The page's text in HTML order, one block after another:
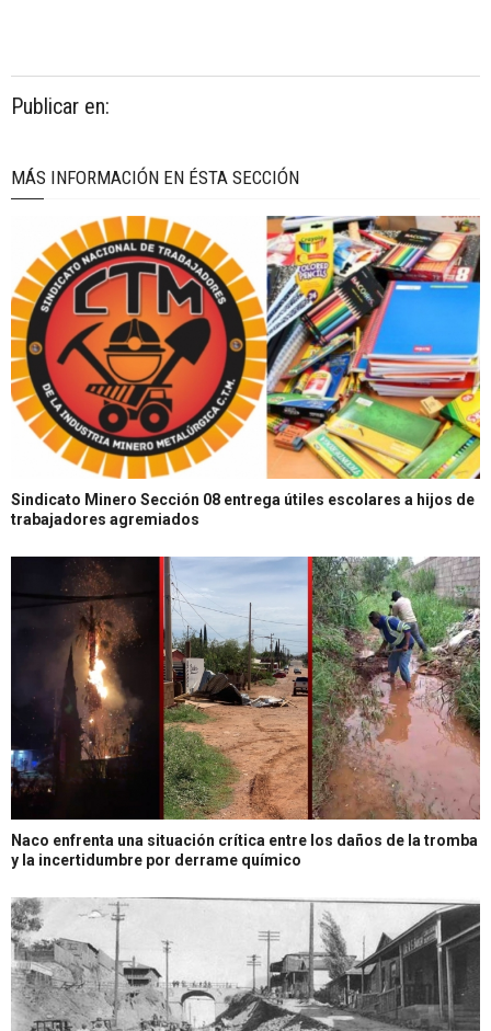
Publicar en:
MÁS INFORMACIÓN EN ÉSTA SECCIÓN
Sindicato Minero Sección 08 entrega útiles escolares a hijos de
trabajadores agremiados
Naco enfrenta una situación crítica entre los daños de la tromba
y la incertidumbre por derrame químico